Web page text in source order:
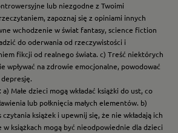
lub niezgodne z Twoimi
zapoznaj się z opiniami innych
wchodzenie w świat fantasy, science fiction
do oderwania od rzeczywistości i
fikcji od realnego świata. c) Treść niektórych
wpływać na zdrowie emocjonalne, powodować
Małe dzieci mogą wkładać książki do ust, co
lub połknięcia małych elementów. b)
książek i upewnij się, że nie wkładają ich
książkach mogą być nieodpowiednie dla dzieci